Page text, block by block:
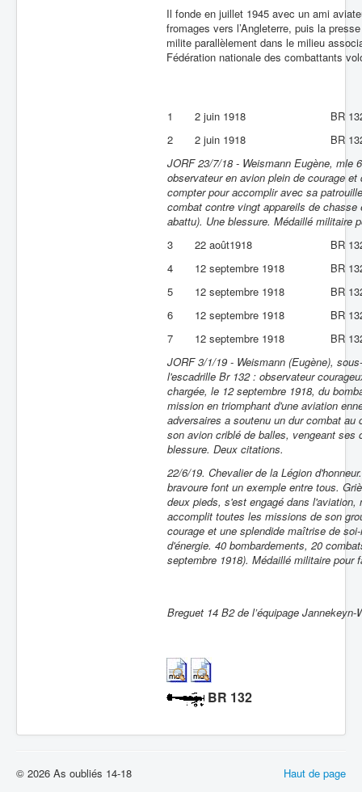
Il fonde en juillet 1945 avec un ami
fromages vers l’Angleterre, puis la
milite parallèlement dans le milieu
Fédération nationale des combattants
1 2 juin 1918
BR
2
2 juin 1918
BR
JORF 23/7/18 - Weismann Eugène, mle
observateur en avion plein de courage
compter pour accomplir avec sa
combat contre vingt appareils de
abattu). Une blessure. Médaillé militaire
3
22 août1918
BR
4
12 septembre 1918
BR
5
12 septembre 1918
BR
6
12 septembre 1918
BR
7
12 septembre 1918
BR
JORF 3/1/19 - Weismann (Eugène),
l'escadrille Br 132 : observateur
chargée, le 12 septembre 1918, du
mission en triomphant d'une aviation
adversaires a soutenu un dur combat
son avion criblé de balles, vengeant ses
blessure. Deux citations.
22/6/19. Chevalier de la Légion
bravoure font un exemple entre tous.
deux pieds, s'est engagé dans
accomplit toutes les missions de son
courage et une splendide maîtrise de
d'énergie. 40 bombardements, 20
septembre 1918). Médaillé militaire pour
Breguet 14 B2 de l’équipage
BR 132
Haut de page
© 2026 As oubliés 14-18